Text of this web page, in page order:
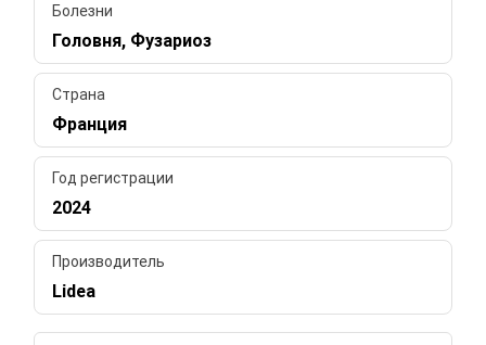
Болезни
Головня, Фузариоз
Страна
Франция
Год регистрации
2024
Производитель
Lidea